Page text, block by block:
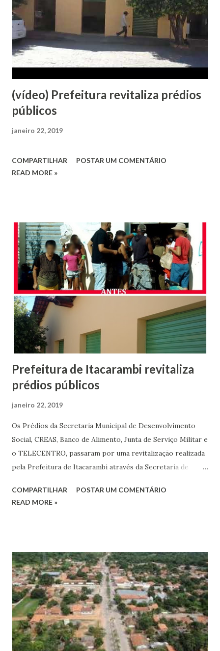
Estadual de Educação, quando conseguiu que fosse adiado
para julho a obrigação dos municípios fazerem a vistoria
nos veículos do transporte escolar. Também cobrou o
repasse das cinco parcelas que estão em atraso...
(vídeo) Prefeitura revitaliza prédios
públicos
janeiro 22, 2019
COMPARTILHAR
POSTAR UM COMENTÁRIO
READ MORE »
Prefeitura de Itacarambi revitaliza
prédios públicos
janeiro 22, 2019
Os Prédios da Secretaria Municipal de Desenvolvimento
Social, CREAS, Banco de Alimento, Junta de Serviço Militar e
o TELECENTRO, passaram por uma revitalização realizada
pela Prefeitura de Itacarambi através da Secretaria de
reestruturação completa realizada pela prefeita Dra. Nívea,
novas pinturas. Quem passa pelas ruas da cidade pode
notar o trabalho aguerrido da equipe de profissionais da
Secretaria de Serviços e obras, sendo feito. Nas fotos, é
bem clara a situação anterior das paredes e portas do
Banco de alimentos, hoje a situação é diferente. Vejam
fotos. Vailton Ferreira ...
COMPARTILHAR
POSTAR UM COMENTÁRIO
READ MORE »